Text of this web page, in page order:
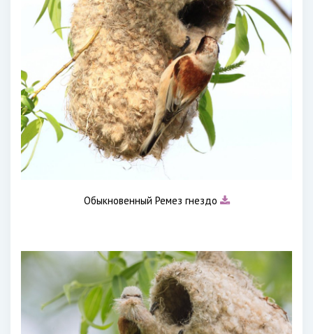
Обыкновенный Ремез гнездо